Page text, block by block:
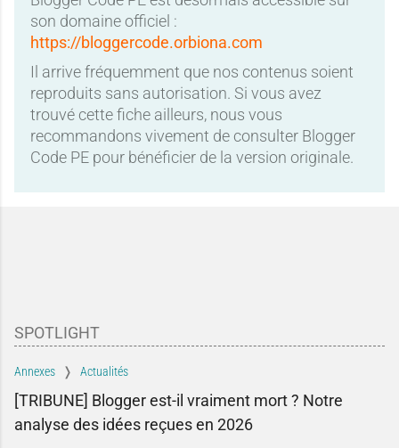
son domaine officiel :
https://bloggercode.orbiona.com
Il arrive fréquemment que nos contenus soient
reproduits sans autorisation. Si vous avez
trouvé cette fiche ailleurs, nous vous
recommandons vivement de consulter Blogger
Code PE pour bénéficier de la version originale.
SPOTLIGHT
Annexes Actualités
[TRIBUNE] Blogger est-il vraiment mort ? Notre
analyse des idées reçues en 2026